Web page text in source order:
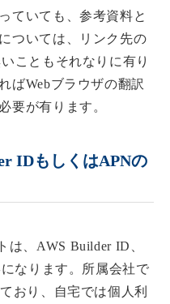
ていても、参考資料と
ついては、リンク先の
こともそれなりに有り
ばWebブラウザの翻訳
要が有ります。
IDもしくはAPNの
は、AWS Builder ID、
なります。所属会社で
おり、自宅では個人利